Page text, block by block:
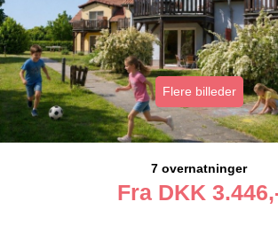
Flere billeder
7 overnatninger
Fra DKK